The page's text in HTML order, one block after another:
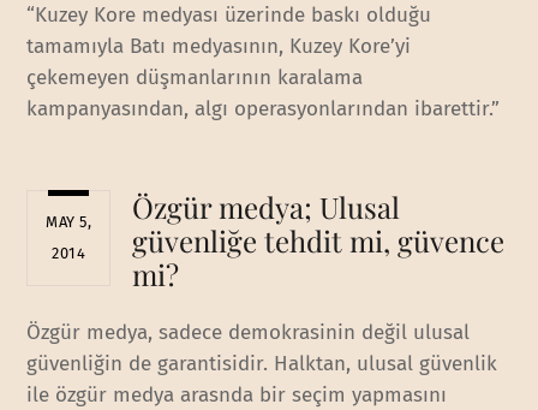
“Kuzey Kore medyası üzerinde baskı olduğu
tamamıyla Batı medyasının, Kuzey Kore’yi
çekemeyen düşmanlarının karalama
kampanyasından, algı operasyonlarından ibarettir.”
MAY 5,
2014
Özgür medya; Ulusal
güvenliğe tehdit mi, güvence
mi?
Özgür medya, sadece demokrasinin değil ulusal
güvenliğin de garantisidir. Halktan, ulusal güvenlik
ile özgür medya arasnda bir seçim yapmasını